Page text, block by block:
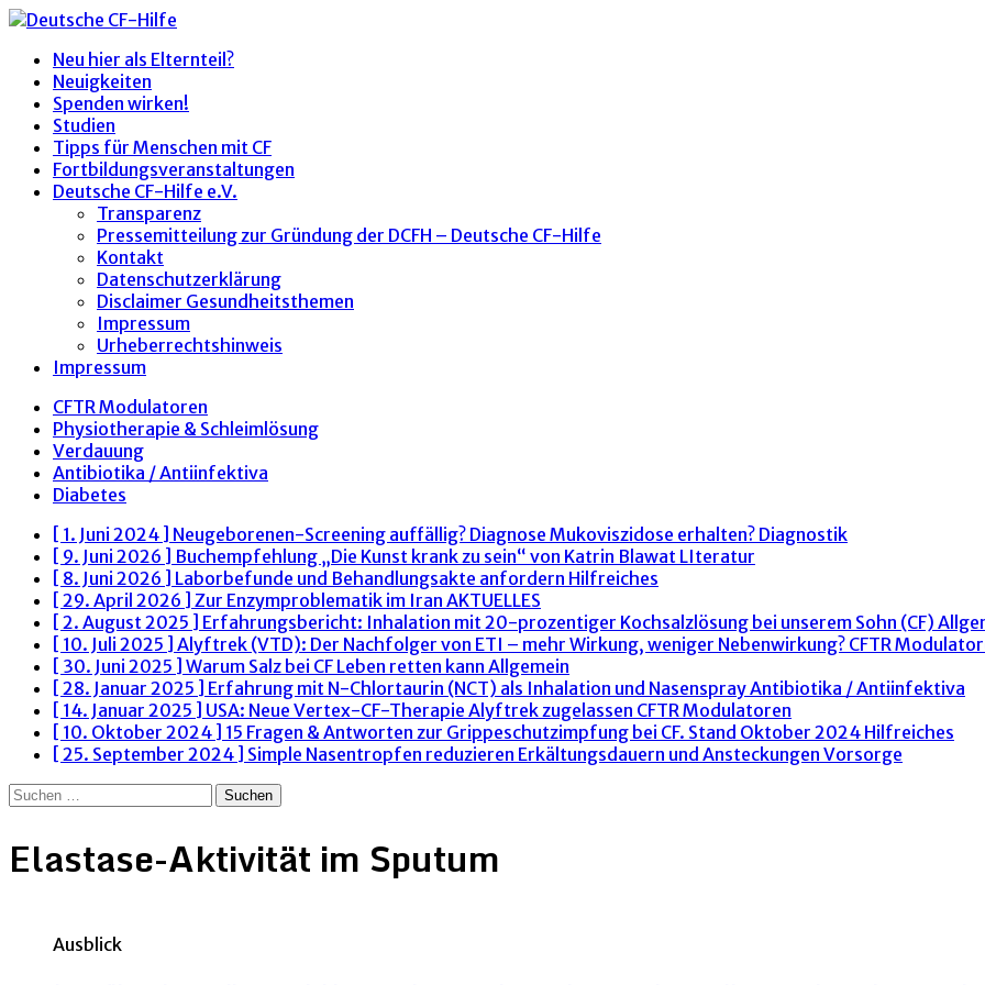
Neu hier als Elternteil?
Neuigkeiten
Spenden wirken!
Studien
Tipps für Menschen mit CF
Fortbildungsveranstaltungen
Deutsche CF-Hilfe e.V.
Transparenz
Pressemitteilung zur Gründung der DCFH – Deutsche CF-Hilfe
Kontakt
Datenschutzerklärung
Disclaimer Gesundheitsthemen
Impressum
Urheberrechtshinweis
Impressum
CFTR Modulatoren
Physiotherapie & Schleimlösung
Verdauung
Antibiotika / Antiinfektiva
Diabetes
[ 1. Juni 2024 ] Neugeborenen-Screening auffällig? Diagnose Mukoviszidose erhalten? Diagnostik
[ 9. Juni 2026 ] Buchempfehlung „Die Kunst krank zu sein“ von Katrin Blawat LIteratur
[ 8. Juni 2026 ] Laborbefunde und Behandlungsakte anfordern Hilfreiches
[ 29. April 2026 ] Zur Enzymproblematik im Iran AKTUELLES
[ 2. August 2025 ] Erfahrungsbericht: Inhalation mit 20-prozentiger Kochsalzlösung bei unserem Sohn (CF)
[ 10. Juli 2025 ] Alyftrek (VTD): Der Nachfolger von ETI – mehr Wirkung, weniger Nebenwirkung? CFTR
[ 30. Juni 2025 ] Warum Salz bei CF Leben retten kann Allgemein
[ 28. Januar 2025 ] Erfahrung mit N-Chlortaurin (NCT) als Inhalation und NasensprayAntibiotika / Antiinfektiva
[ 14. Januar 2025 ] USA: Neue Vertex-CF-Therapie Alyftrek zugelassen CFTR Modulatoren
[ 10. Oktober 2024 ] 15 Fragen & Antworten zur Grippeschutzimpfung bei CF. Stand Oktober 2024 Hilfreiches
[ 25. September 2024 ] Simple Nasentropfen reduzieren Erkältungsdauern und Ansteckungen Vorsorge
Suchen
Elastase-Aktivität im Sputum
Ausblick